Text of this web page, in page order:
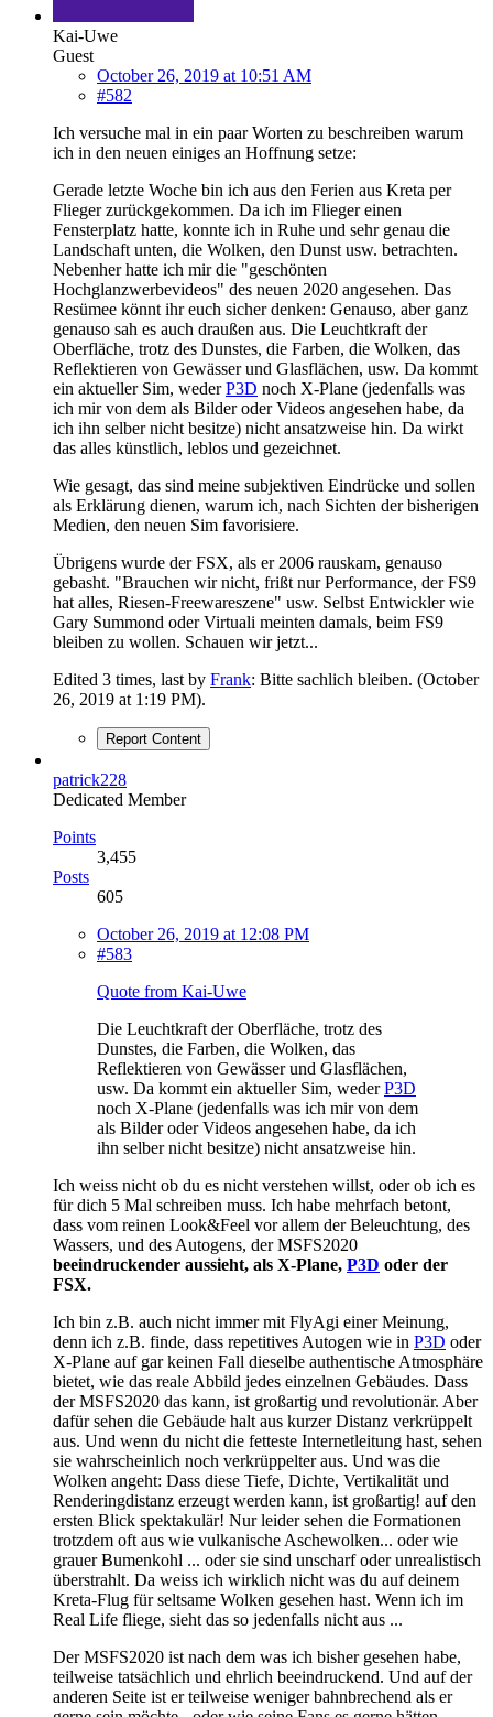
Kai-Uwe
Guest
October 26, 2019 at 10:51 AM
#582
Ich versuche mal in ein paar Worten zu beschreiben warum
ich in den neuen einiges an Hoffnung setze:
Gerade letzte Woche bin ich aus den Ferien aus Kreta per
Flieger zurückgekommen. Da ich im Flieger einen
Fensterplatz hatte, konnte ich in Ruhe und sehr genau die
Landschaft unten, die Wolken, den Dunst usw. betrachten.
Nebenher hatte ich mir die "geschönten
Hochglanzwerbevideos" des neuen 2020 angesehen. Das
Resümee könnt ihr euch sicher denken: Genauso, aber ganz
genauso sah es auch draußen aus. Die Leuchtkraft der
Oberfläche, trotz des Dunstes, die Farben, die Wolken, das
Reflektieren von Gewässer und Glasflächen, usw. Da kommt
ein aktueller Sim, wederP3D noch X-Plane (jedenfalls was
ich mir von dem als Bilder oder Videos angesehen habe, da
ich ihn selber nicht besitze) nicht ansatzweise hin. Da wirkt
das alles künstlich, leblos und gezeichnet.
Wie gesagt, das sind meine subjektiven Eindrücke und sollen
als Erklärung dienen, warum ich, nach Sichten der bisherigen
Medien, den neuen Sim favorisiere.
Übrigens wurde der FSX, als er 2006 rauskam, genauso
gebasht. "Brauchen wir nicht, frißt nur Performance, der FS9
hat alles, Riesen-Freewareszene" usw. Selbst Entwickler wie
Gary Summond oder Virtuali meinten damals, beim FS9
bleiben zu wollen. Schauen wir jetzt...
Edited 3 times, last by Frank: Bitte sachlich bleiben. (October
26, 2019 at 1:19 PM).
Report Content
patrick228
Dedicated Member
Points
3,455
Posts
605
October 26, 2019 at 12:08 PM
#583
Quote from Kai-Uwe
Die Leuchtkraft der Oberfläche, trotz des
Dunstes, die Farben, die Wolken, das
Reflektieren von Gewässer und Glasflächen,
usw. Da kommt ein aktueller Sim, wederP3D
noch X-Plane (jedenfalls was ich mir von dem
als Bilder oder Videos angesehen habe, da ich
ihn selber nicht besitze) nicht ansatzweise hin.
Ich weiss nicht ob du es nicht verstehen willst, oder ob ich es
für dich 5 Mal schreiben muss. Ich habe mehrfach betont,
dass vom reinen Look&Feel vor allem der Beleuchtung, des
Wassers, und des Autogens, der MSFS2020
beeindruckender aussieht, als X-Plane, P3D oder der
FSX.
Ich bin z.B. auch nicht immer mit FlyAgi einer Meinung,
denn ich z.B. finde, dass repetitives Autogen wie in P3D oder
X-Plane auf gar keinen Fall dieselbe authentische Atmosphäre
bietet, wie das reale Abbild jedes einzelnen Gebäudes. Dass
der MSFS2020 das kann, ist großartig und revolutionär. Aber
dafür sehen die Gebäude halt aus kurzer Distanz verkrüppelt
aus. Und wenn du nicht die fetteste Internetleitung hast, sehen
sie wahrscheinlich noch verkrüppelter aus. Und was die
Wolken angeht: Dass diese Tiefe, Dichte, Vertikalität und
Renderingdistanz erzeugt werden kann, ist großartig! auf den
ersten Blick spektakulär! Nur leider sehen die Formationen
trotzdem oft aus wie vulkanische Aschewolken... oder wie
grauer Bumenkohl ... oder sie sind unscharf oder unrealistisch
überstrahlt. Da weiss ich wirklich nicht was du auf deinem
Kreta-Flug für seltsame Wolken gesehen hast. Wenn ich im
Real Life fliege, sieht das so jedenfalls nicht aus ...
Der MSFS2020 ist nach dem was ich bisher gesehen habe,
teilweise tatsächlich und ehrlich beeindruckend. Und auf der
anderen Seite ist er teilweise weniger bahnbrechend als er